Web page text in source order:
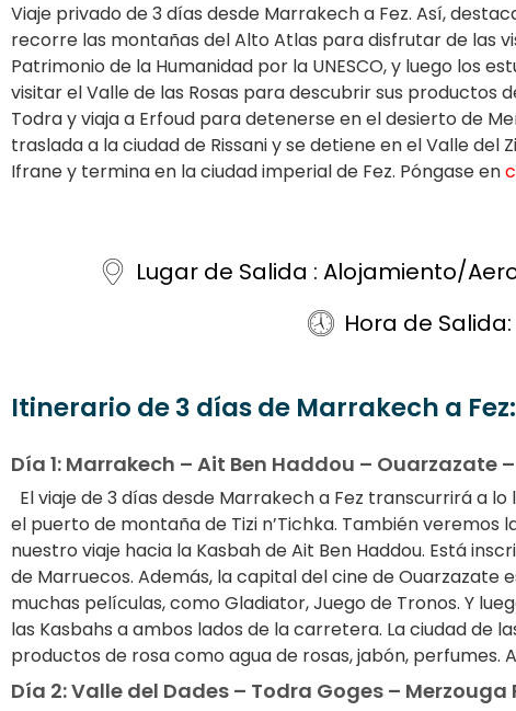
Viaje privado de 3 días desde Marrakech a Fez. Así,
recorre las montañas del Alto Atlas para disfrutar de las
Patrimonio de la Humanidad por la UNESCO, y luego los
visitar el Valle de las Rosas para descubrir sus productos
Todra y viaja a Erfoud para detenerse en el desierto de
traslada a la ciudad de Rissani y se detiene en el Valle
Ifrane y termina en la ciudad imperial de Fez. Póngase en
Lugar de Salida : Alojamiento/
Hora de
Itinerario de 3 días de Marrakech a Fez:
Día 1: Marrakech – Ait Ben Haddou –
El viaje de 3 días desde Marrakech a Fez transcurrirá a
el puerto de montaña de Tizi n’Tichka. También
nuestro viaje hacia la Kasbah de Ait Ben Haddou. Está
de Marruecos. Además, la capital del cine de Ouarzazate
muchas películas, como Gladiator, Juego de Tronos. Y
las Kasbahs a ambos lados de la carretera. La ciudad de
productos de rosa como agua de rosas, jabón, perfumes.
Día 2: Valle del Dades – Todra Goges – Merzouga